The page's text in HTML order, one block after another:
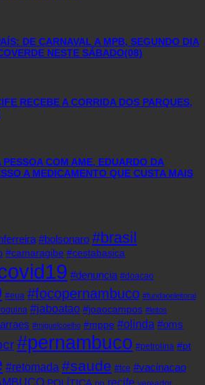
DE CARNAVAL A MPB, SEGUNDO DIA
NESTE SÁBADO(08)
RECEBE A CORRIDA DOS PARQUES,
COM AME, EDUARDO DA
A MEDICAMENTO QUE CUSTA MAIS
#bolsonaro #brasil
#camaragibe #cestabasica
#denuncia #doacao
#eua #focopernambuco #fundaoeleitoral
#jaboatao #joaocampos #leitos
#miguelcoelho #mppe #olinda #oms
#pernambuco #petrolina #pt
#retomada #saude #tce #vacinacao
recife